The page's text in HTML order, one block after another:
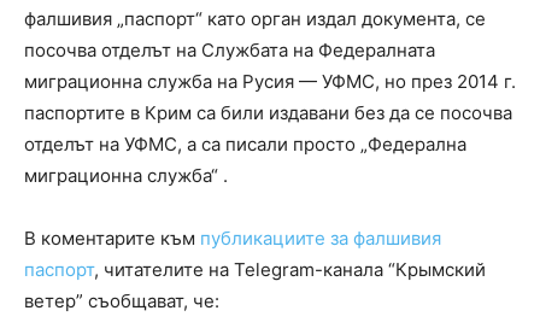
фалшивия „паспорт“ като орган издал документа, се
посочва отделът на Службата на Федералната
миграционна служба на Русия — УФМС, но през 2014 г.
паспортите в Крим са били издавани без да се посочва
отделът на УФМС, а са писали просто „Федерална
миграционна служба“ .
В коментарите към публикациите за фалшивия
паспорт, читателите на Telegram-канала “Крымский
ветер” съобщават, че: